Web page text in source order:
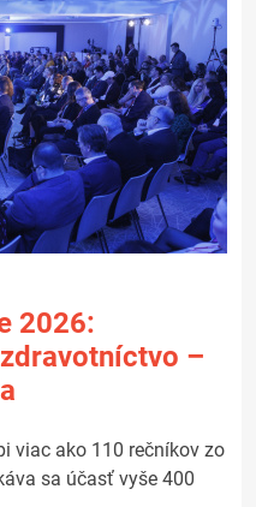
2026:
–
viac ako 110 rečníkov zo
sa účasť vyše 400